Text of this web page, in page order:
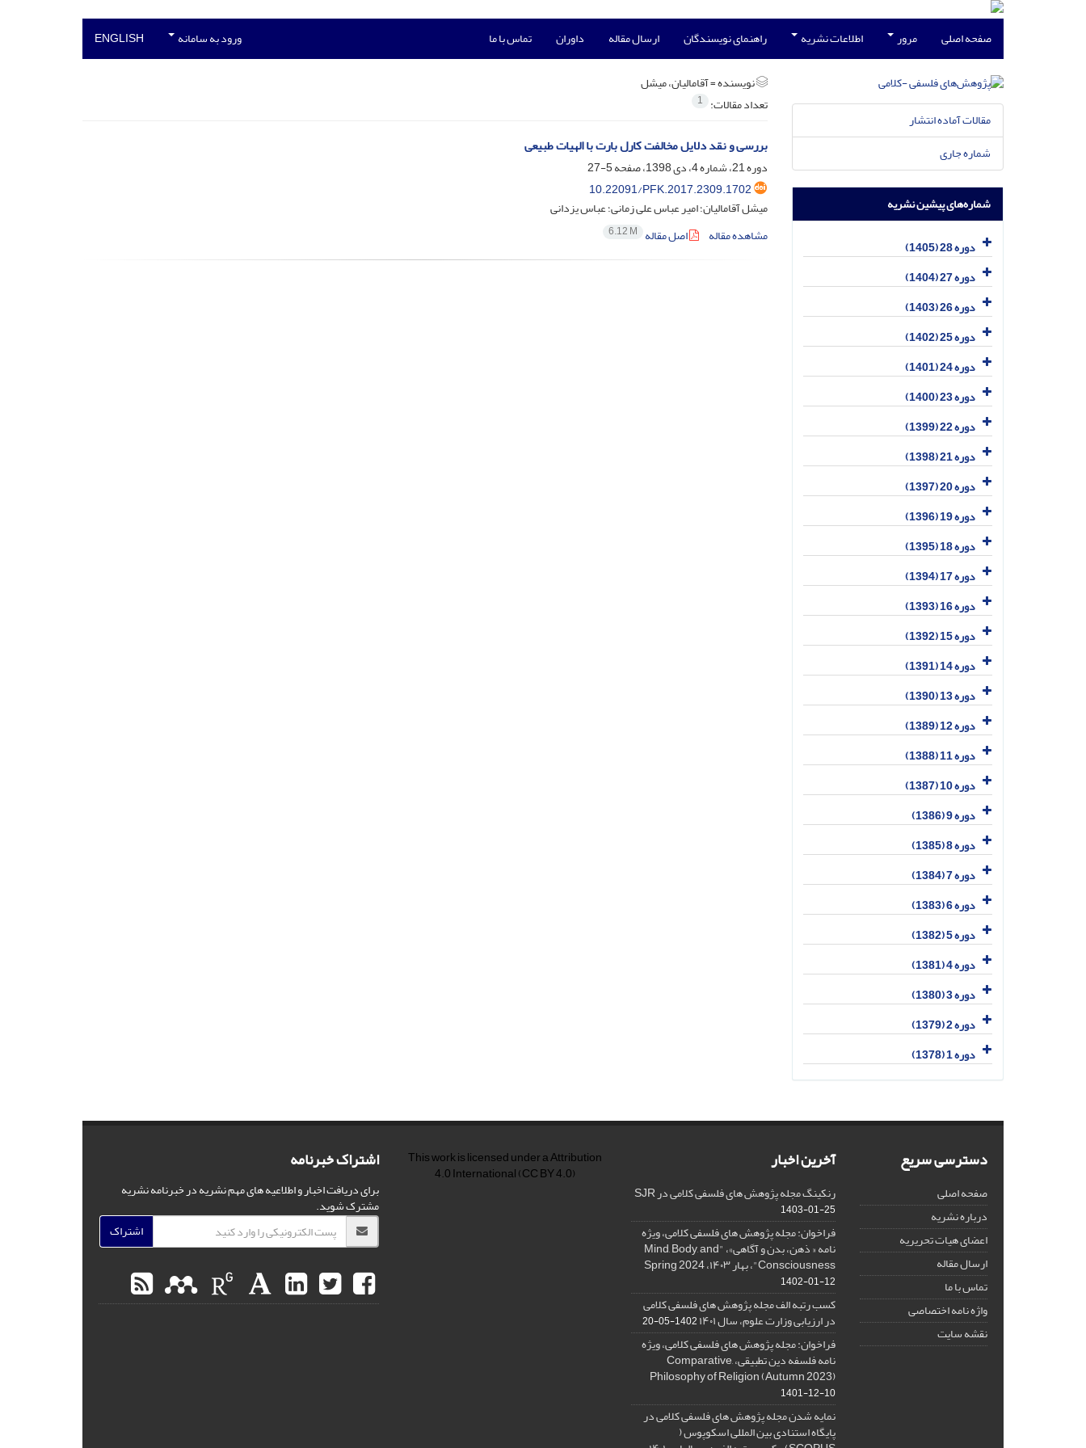
صفحه اصلی مرور اطلاعات نشریه راهنمای نویسندگان ارسال مقاله داوران تماس با ما ورود به سامانه ENGLISH
نویسنده =آقامالیان، میشل
تعداد مقالات: 1
بررسی و نقد دلایل مخالفت کارل بارت با الهیات طبیعی
دوره 21، شماره 4، دی 1398، صفحه
5-27
10.22091/PFK.2017.2309.1702
میشل آقامالیان؛ امیر عباس علی زمانی؛ عباس یزدانی
مشاهده مقاله
اصل مقاله 6.12 M
مقالات آماده انتشار
شماره جاری
شماره‌های پیشین نشریه
دوره 28 (1405)
دوره 27 (1404)
دوره 26 (1403)
دوره 25 (1402)
دوره 24 (1401)
دوره 23 (1400)
دوره 22 (1399)
دوره 21 (1398)
دوره 20 (1397)
دوره 19 (1396)
دوره 18 (1395)
دوره 17 (1394)
دوره 16 (1393)
دوره 15 (1392)
دوره 14 (1391)
دوره 13 (1390)
دوره 12 (1389)
دوره 11 (1388)
دوره 10 (1387)
دوره 9 (1386)
دوره 8 (1385)
دوره 7 (1384)
دوره 6 (1383)
دوره 5 (1382)
دوره 4 (1381)
دوره 3 (1380)
دوره 2 (1379)
دوره 1 (1378)
دسترسی سریع
صفحه اصلی
درباره نشریه
اعضای هیات تحریریه
ارسال مقاله
تماس با ما
واژه نامه اختصاصی
نقشه سایت
آخرین اخبار
رنکینگ مجله پژوهش های فلسفی کلامی در SJR
1403-01-25
فراخوان: مجله پژوهش های فلسفی کلامی، ویژه
نامه « ذهن، بدن و آگاهی»، "Mind, Body, and
Consciousness"، بهار ۱۴۰۳، Spring 2024
1402-01-12
کسب رتبه الف مجله پژوهش های فلسفی کلامی
در ارزیابی وزارت علوم، سال ۱۴۰۱ 1402-05-20
فراخوان: مجله پژوهش های فلسفی کلامی، ویژه
نامه فلسفه دین تطبیقی، ,Comparative
Philosophy of Religion (Autumn 2023)
1401-12-10
نمایه شدن مجله پژوهش های فلسفی کلامی در
پایگاه استنادی بین المللی اسکوپوس (
This work is licensed under aAttribution
4.0 International(CC BY 4.0) اشتراک خبرنامه
برای دریافت اخبار و اطلاعیه های مهم نشریه در خبرنامه نشریه
مشترک شوید.
اشتراک